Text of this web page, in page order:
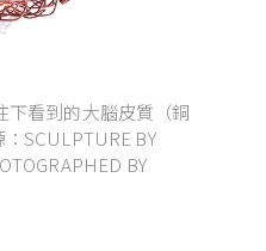
下看到的大腦皮質（銅
SCULPTURE BY
BY